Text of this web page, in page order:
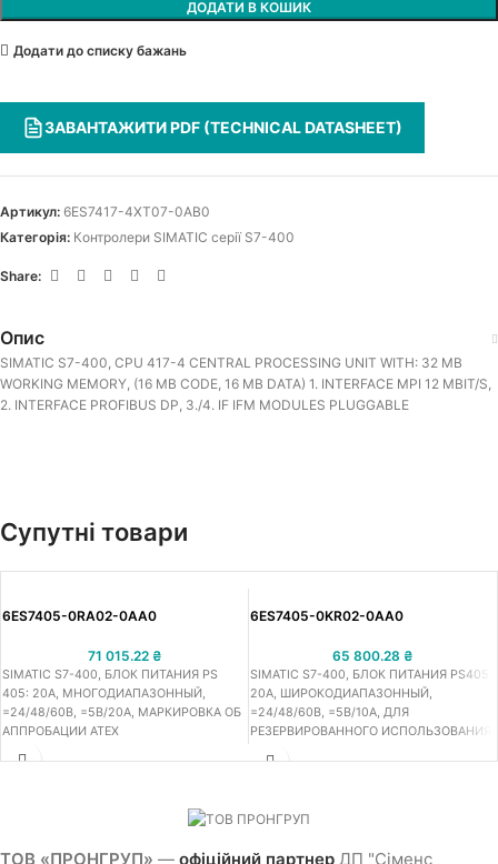
ДОДАТИ В КОШИК
Додати до списку бажань
ЗАВАНТАЖИТИ PDF (TECHNICAL DATASHEET)
Артикул: 6ES7417-4XT07-0AB0
Категорія: Контролери SIMATIC серії S7-400
Share:
Опис
SIMATIC S7-400, CPU 417-4 CENTRAL PROCESSING UNIT WITH: 32 MB
WORKING MEMORY, (16 MB CODE, 16 MB DATA) 1. INTERFACE MPI 12 MBIT/S,
2. INTERFACE PROFIBUS DP, 3./4. IF IFM MODULES PLUGGABLE
Супутні товари
6ES7405-0RA02-0AA0
71 015.22 ₴
SIMATIC S7-400, БЛОК ПИТАНИЯ PS
405: 20A, МНОГОДИАПАЗОННЫЙ,
=24/48/60В, =5В/20A, МАРКИРОВКА ОБ
АППРОБАЦИИ ATEX
6ES7405-0KR02-0AA0
65 800.28 ₴
SIMATIC S7-400, БЛОК ПИТАНИЯ PS405,
20A, ШИРОКОДИАПАЗОННЫЙ,
=24/48/60В, =5В/10A, ДЛЯ
РЕЗЕРВИРОВАННОГО ИСПОЛЬЗОВАНИЯ,
ТОВ «ПРОНГРУП» — офіційний партнер ДП "Сіменс